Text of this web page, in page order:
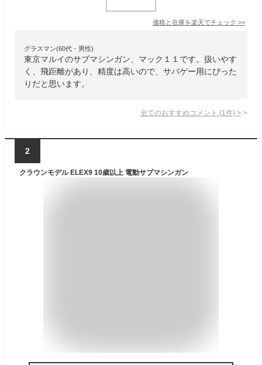
価格と在庫を楽天でチェック >>
グラスマン(60代・男性)
東京マルイのサブマシンガン、マック１１です。扱いやす
く、飛距離があり、精度は高いので、サバゲー用にぴった
りだと思います。
全てのおすすめコメント (1 件) >
2
クラウンモデル ELEX9 10歳以上 電動サブマシンガン